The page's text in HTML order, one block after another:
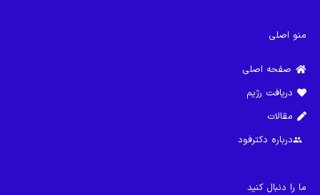
منو اصلی
صفحه اصلی
دریافت رژیم
مقالات
groupدرباره دکترفود
ما را دنبال کنید